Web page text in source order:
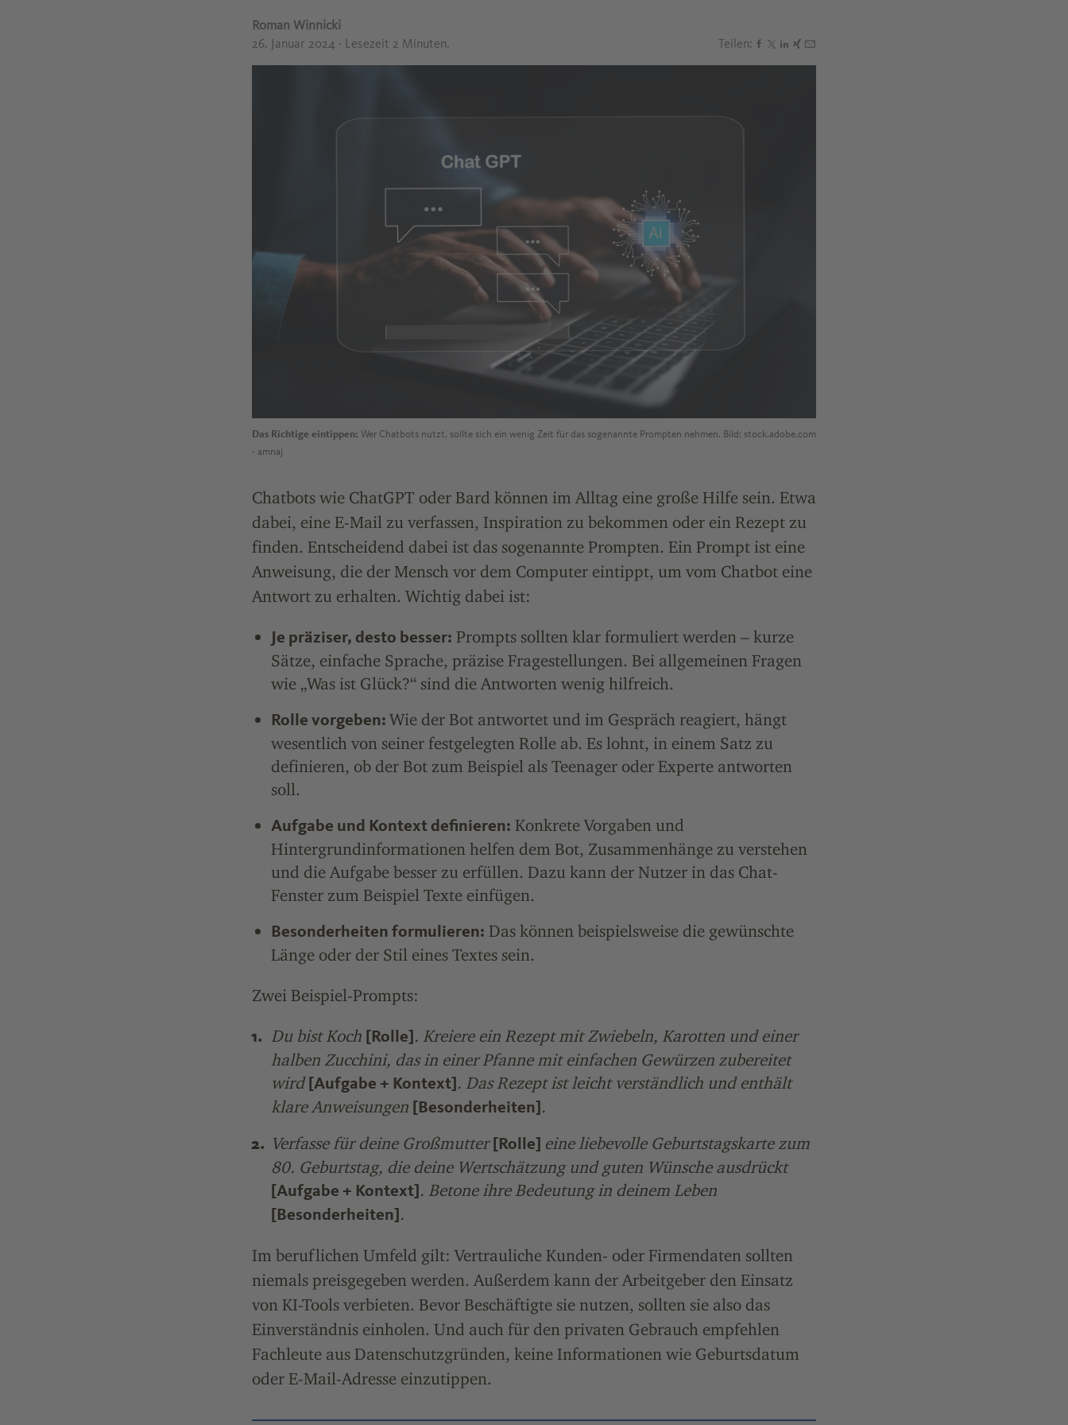
Roman Winnicki
26. Januar 2024 · Lesezeit 2 Minuten. Teilen: Den Beitrag "ChatGPT & Co.: So funktioniert
Den Beitrag "ChatGPT & Co.: So funktioniert
Den Beitrag "ChatGPT & Co.: So funktioniert
Den Beitrag "ChatGPT & Co.: So funktioniert
Den Beitrag "ChatGPT & Co.: So funktioniert
Das Richtige eintippen: Wer Chatbots nutzt, sollte sich ein wenig Zeit für das sogenannte Prompten nehmen. Bild: stock.adobe.com
- amnaj
Chatbots wie ChatGPT oder Bard können im Alltag eine große Hilfe sein. Etwa
dabei, eine E-Mail zu verfassen, Inspiration zu bekommen oder ein Rezept zu
finden. Entscheidend dabei ist das sogenannte Prompten. Ein Prompt ist eine
Anweisung, die der Mensch vor dem Computer eintippt, um vom Chatbot eine
Antwort zu erhalten. Wichtig dabei ist:
Je präziser, desto besser: Prompts sollten klar formuliert werden – kurze
Sätze, einfache Sprache, präzise Fragestellungen. Bei allgemeinen Fragen
wie „Was ist Glück?“ sind die Antworten wenig hilfreich.
Rolle vorgeben: Wie der Bot antwortet und im Gespräch reagiert, hängt
wesentlich von seiner festgelegten Rolle ab. Es lohnt, in einem Satz zu
definieren, ob der Bot zum Beispiel als Teenager oder Experte antworten
soll.
Aufgabe und Kontext definieren: Konkrete Vorgaben und
Hintergrundinformationen helfen dem Bot, Zusammenhänge zu verstehen
und die Aufgabe besser zu erfüllen. Dazu kann der Nutzer in das Chat-
Fenster zum Beispiel Texte einfügen.
Besonderheiten formulieren: Das können beispielsweise die gewünschte
Länge oder der Stil eines Textes sein.
Zwei Beispiel-Prompts:
Du bist Koch [Rolle]. Kreiere ein Rezept mit Zwiebeln, Karotten und einer
halben Zucchini, das in einer Pfanne mit einfachen Gewürzen zubereitet
wird[Aufgabe + Kontext]. Das Rezept ist leicht verständlich und enthält
klare Anweisungen [Besonderheiten].
Verfasse für deine Großmutter[Rolle] eine liebevolle Geburtstagskarte zum
80. Geburtstag, die deine Wertschätzung und guten Wünsche ausdrückt
[Aufgabe + Kontext]. Betone ihre Bedeutung in deinem Leben
[Besonderheiten].
Im beruflichen Umfeld gilt: Vertrauliche Kunden- oder Firmendaten sollten
niemals preisgegeben werden. Außerdem kann der Arbeitgeber den Einsatz
von KI-Tools verbieten. Bevor Beschäftigte sie nutzen, sollten sie also das
Einverständnis einholen. Und auch für den privaten Gebrauch empfehlen
Fachleute aus Datenschutzgründen, keine Informationen wie Geburtsdatum
oder E-Mail-Adresse einzutippen.